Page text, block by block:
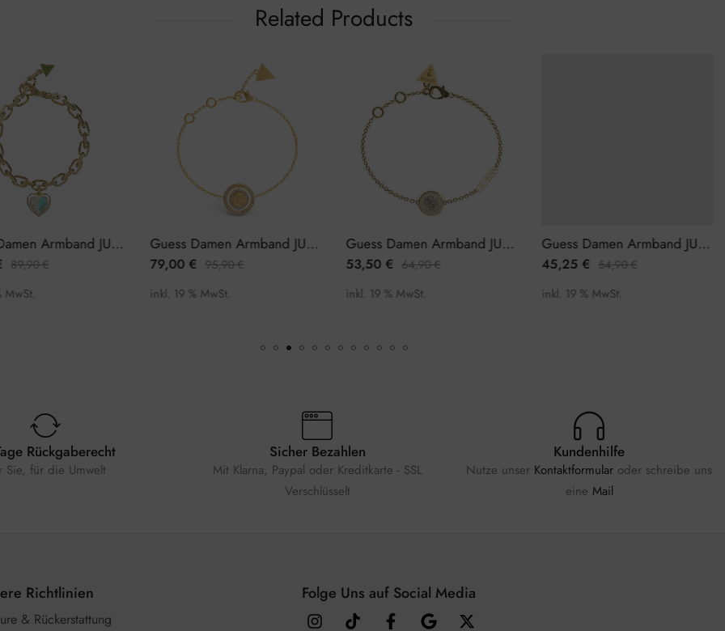
Related Products
Guess Damen Armband JUBB03034JWYGTQS
89,90€
MwSt.
Guess Damen Armband JUBB02257JWYGL
79,00 € 95,90€
inkl. 19 % MwSt.
Guess Damen Armband JUBB03120JWYGWHL
53,50 € 64,90€
inkl. 19 % MwSt.
Guess Damen Armband JUBB02289JWRHBKL
45,25 € 54,90€
inkl. 19 % MwSt.
Rückgaberecht
Sie, für die Umwelt
Sicher Bezahlen
Mit Klarna, Paypal oder Kreditkarte - SSL
Verschlüsselt
Kundenhilfe
Nutze unser Kontaktformular oder schreibe uns
eine Mail
Richtlinien
& Rückerstattung
Folge Uns auf Social Media